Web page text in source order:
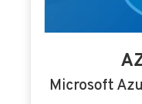
Microsoft